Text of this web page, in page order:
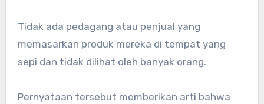
Tidak ada pedagang atau penjual yang
memasarkan produk mereka di tempat yang
sepi dan tidak dilihat oleh banyak orang.
Pernyataan tersebut memberikan arti bahwa